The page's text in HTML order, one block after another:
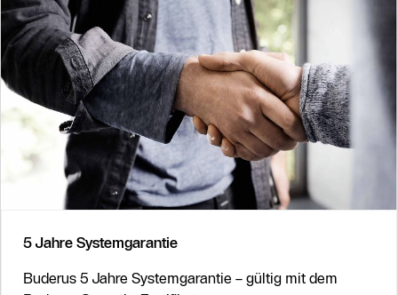
Slider Bildergalerie
Als Liste anzeigen
Slider Überspringen
5 Jahre Systemgarantie
Buderus 5 Jahre Systemgarantie – gültig mit dem